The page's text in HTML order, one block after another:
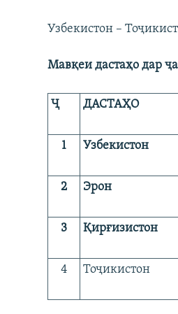
Узбекистон –
Мавқеи дастаҳо дар
Ҷ ДАСТАҲО
1 Узбекистон
2 Эрон
3 Қирғизистон
4 Тоҷикистон